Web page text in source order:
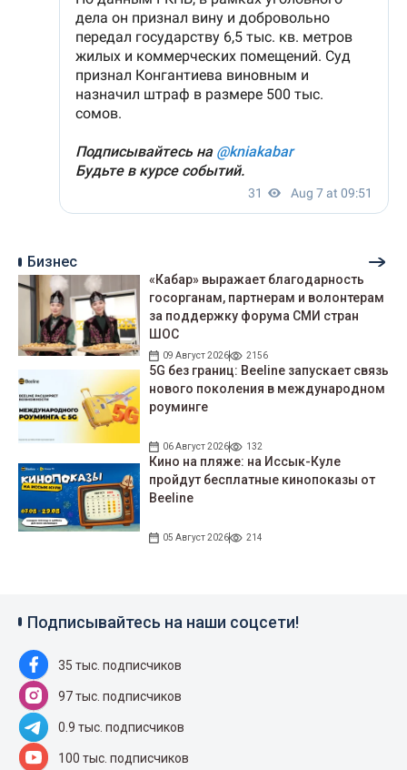
Бизнес
«Кабар» выражает благодарность
госорганам, партнерам и волонтерам
за поддержку форума СМИ стран
ШОС
09 Август 2026 2156
5G без границ: Beeline запускает связь
нового поколения в международном
роуминге
06 Август 2026 132
Кино на пляже: на Иссык-Куле
пройдут беcплатные кинопоказы от
Beeline
05 Август 2026 214
Подписывайтесь на наши соцсети!
35 тыс. подписчиков
97 тыс. подписчиков
0.9 тыс. подписчиков
100 тыс. подписчиков